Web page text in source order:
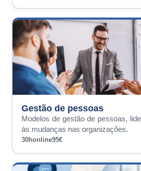
Gestão de pessoas
Modelos de gestão de pessoas,
às mudanças nas organizações.
30honline95€